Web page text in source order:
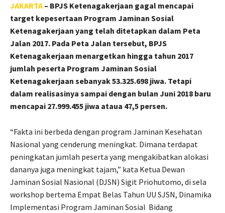
JAKARTA– BPJS Ketenagakerjaan gagal mencapai
target kepesertaan Program Jaminan Sosial
Ketenagakerjaan yang telah ditetapkan dalam Peta
Jalan 2017. Pada Peta Jalan tersebut, BPJS
Ketenagakerjaan menargetkan hingga tahun 2017
jumlah peserta Program Jaminan Sosial
Ketenagakerjaan sebanyak 53.325.698 jiwa. Tetapi
dalam realisasinya sampai dengan bulan Juni 2018 baru
mencapai 27.999.455 jiwa ataua 47,5 persen.
“Fakta ini berbeda dengan program Jaminan Kesehatan
Nasional yang cenderung meningkat. Dimana terdapat
peningkatan jumlah peserta yang mengakibatkan alokasi
dananya juga meningkat tajam,” kata Ketua Dewan
Jaminan Sosial Nasional (DJSN) Sigit Priohutomo, di sela
workshop bertema Empat Belas Tahun UU SJSN, Dinamika
Implementasi Program Jaminan Sosial Bidang